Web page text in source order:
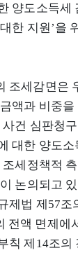
양도소득세
한 지원’을
조세감면은
액과 비중
건 심판청
대한 양도
세정책적
논의되고
제법 제57조
전액 면제에
칙 제14조의